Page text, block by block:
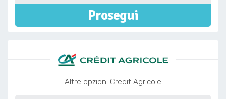
Prosegui
Altre opzioni Credit Agricole